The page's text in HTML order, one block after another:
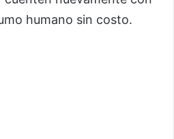
humano sin costo.